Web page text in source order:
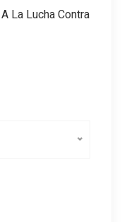
La Lucha Contra